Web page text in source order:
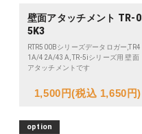
壁面アタッチメント TR-0
5K3
RTR500Bシリーズデータロガー,TR4
1A/42A/43A, TR-5iシリーズ用 壁面
アタッチメントです
1,500円(税込 1,650円)
option